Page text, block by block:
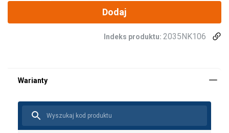
Dodaj
Indeks produktu: 2035NK106